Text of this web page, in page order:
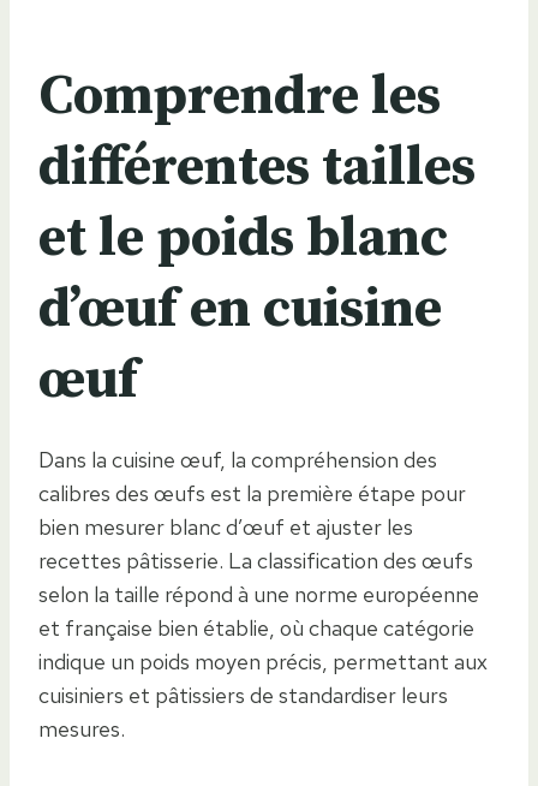
Comprendre les
différentes tailles
et le poids blanc
d’œuf en cuisine
œuf
Dans la cuisine œuf, la compréhension des
calibres des œufs est la première étape pour
bien mesurer blanc d’œuf et ajuster les
recettes pâtisserie. La classification des œufs
selon la taille répond à une norme européenne
et française bien établie, où chaque catégorie
indique un poids moyen précis, permettant aux
cuisiniers et pâtissiers de standardiser leurs
mesures.